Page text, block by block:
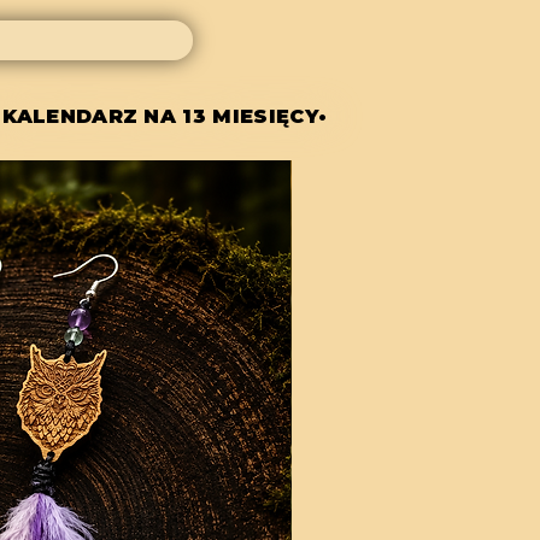
NA 13 MIESIĘCY•
NA 13 MIESIĘCY•